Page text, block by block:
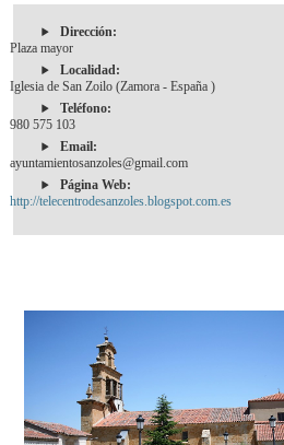
Dirección:
Plaza mayor
Localidad:
Iglesia de San Zoilo (Zamora - España )
Teléfono:
980 575 103
Email:
ayuntamientosanzoles@gmail.com
Página Web:
http://telecentrodesanzoles.blogspot.com.es